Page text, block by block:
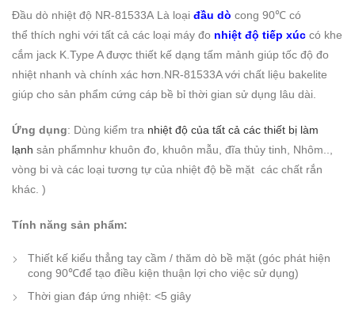
Đầu dò nhiệt độ NR-81533A Là loại đầu dò cong 90℃ có
thể thích nghi với tất cả các loại máy đo nhiệt độ tiếp xúc có khe
cắm jack K.Type A được thiết kế dạng tấm mảnh giúp tốc độ đo
nhiệt nhanh và chính xác hơn.NR-81533A với chất liệu bakelite
giúp cho sản phẩm cứng cáp bề bỉ thời gian sử dụng lâu dài.
Ứng dụng: Dùng kiểm tra nhiệt độ của tất cả các thiết bị làm
lạnh sản phẩmnhư khuôn đo, khuôn mẫu, đĩa thủy tinh, Nhôm..,
vòng bi và các loại tương tự của nhiệt độ bề mặt các chất rắn
khác. )
Tính năng sản phẩm:
Thiết kế kiểu thẳng tay cầm / thăm dò bề mặt (góc phát hiện
cong 90℃để tạo điều kiện thuận lợi cho việc sử dụng)
Thời gian đáp ứng nhiệt: <5 giây